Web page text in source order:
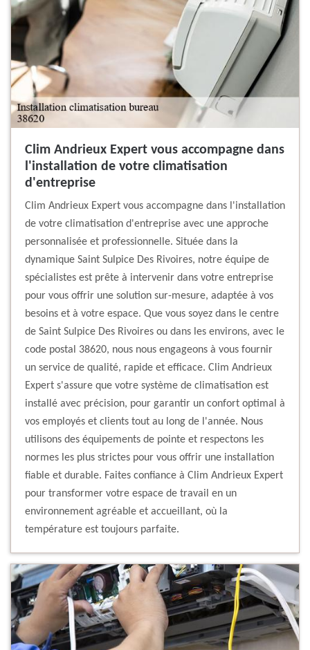
Clim Andrieux Expert vous accompagne dans
l'installation de votre climatisation
d'entreprise
Clim Andrieux Expert vous accompagne dans l'installation
de votre climatisation d'entreprise avec une approche
personnalisée et professionnelle. Située dans la
dynamique Saint Sulpice Des Rivoires, notre équipe de
spécialistes est prête à intervenir dans votre entreprise
pour vous offrir une solution sur-mesure, adaptée à vos
besoins et à votre espace. Que vous soyez dans le centre
de Saint Sulpice Des Rivoires ou dans les environs, avec le
code postal 38620, nous nous engageons à vous fournir
un service de qualité, rapide et efficace. Clim Andrieux
Expert s'assure que votre système de climatisation est
installé avec précision, pour garantir un confort optimal à
vos employés et clients tout au long de l'année. Nous
utilisons des équipements de pointe et respectons les
normes les plus strictes pour vous offrir une installation
fiable et durable. Faites confiance à Clim Andrieux Expert
pour transformer votre espace de travail en un
environnement agréable et accueillant, où la
température est toujours parfaite.